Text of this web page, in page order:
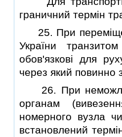
граничний термiн
25. При
України
обов'язковi для
через який повинно
26. При
органам
номерного вузла
встановлений